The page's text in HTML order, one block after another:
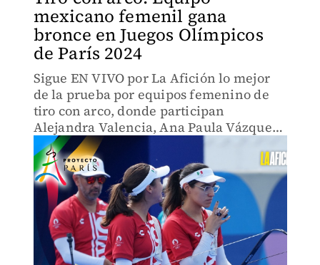
mexicano femenil gana
bronce en Juegos Olímpicos
de París 2024
Sigue EN VIVO por La Afición lo mejor
de la prueba por equipos femenino de
tiro con arco, donde participan
Alejandra Valencia, Ana Paula Vázquez
y Ángela Ruiz.